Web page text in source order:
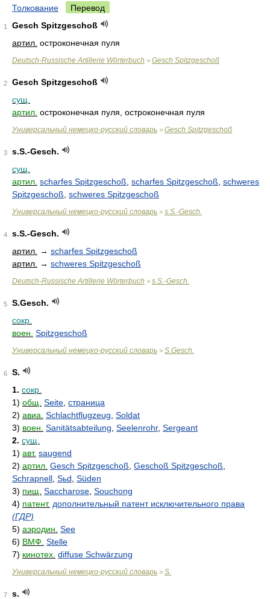
Толкование Перевод
1
Gesch Spitzgeschoß
артил. остроконечная пуля
Deutsch-Russische Artillerie Wörterbuch > Gesch Spitzgeschoß
2
Gesch Spitzgeschoß
сущ.
артил. остроконечная пуля, остроконечная пуля
Универсальный немецко-русский словарь > Gesch Spitzgeschoß
3
s.S.-Gesch.
сущ.
артил. scharfes Spitzgeschoß scharfes Spitzgeschoß schweres
Spitzgeschoß schweres Spitzgeschoß
Универсальный немецко-русский словарь > s.S.-Gesch.
4
s.S.-Gesch.
артил.
→ scharfes Spitzgeschoß
артил.
→ schweres Spitzgeschoß
Deutsch-Russische Artillerie Wörterbuch > s.S.-Gesch.
5
S.Gesch.
сокр.
воен. Spitzgeschoß
Универсальный немецко-русский словарь > S.Gesch.
6
S.
1. сокр.
1) общ. Seite страница
2) авиа. Schlachtflugzeug Soldat
3) воен. Sanitätsabteilung Seelenrohr, Sergeant
2. сущ.
1) авт. saugend
2) артил. Gesch Spitzgeschoß Geschoß Spitzgeschoß
Schrapnell Sьd Süden
3) пищ. Saccharose Souchong
4) патент. дополнительный патент исключительного права
(ГДР)
5) аэродин. See
6) ВМФ. Stelle
7) кинотех. diffuse Schwärzung
Универсальный немецко-русский словарь > S.
7
s.